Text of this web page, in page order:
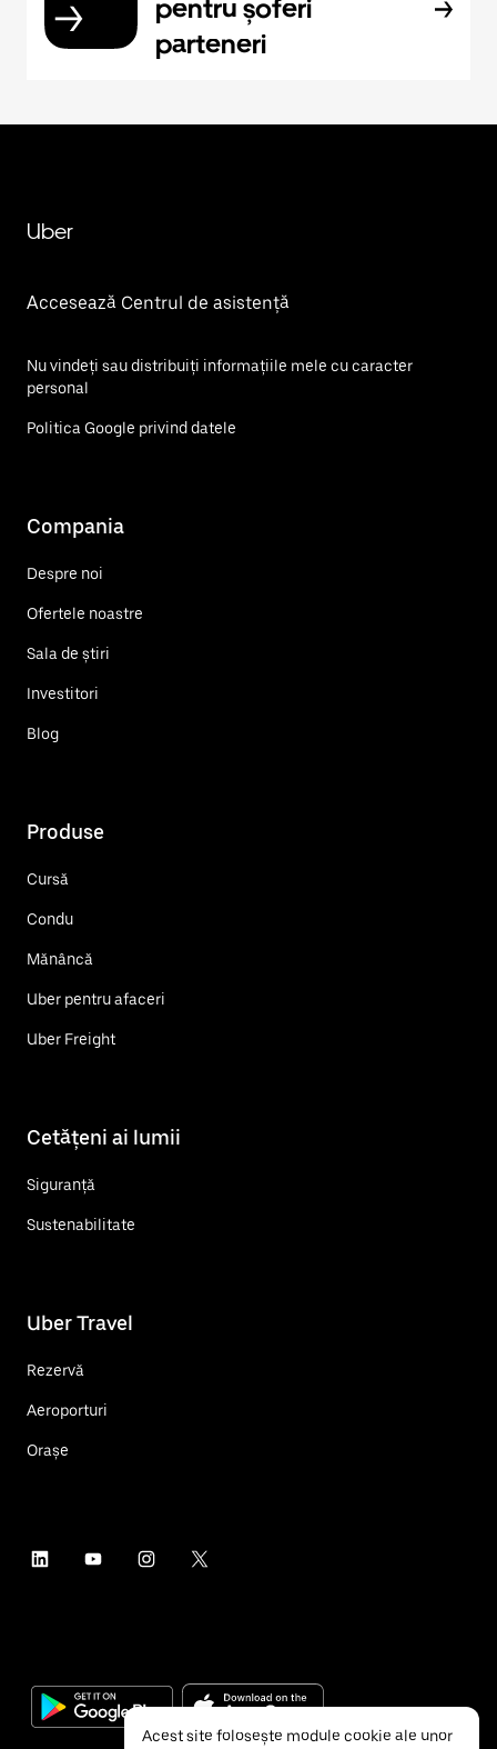
pentru șoferi
parteneri
Uber
Accesează Centrul de asistență
Nu vindeți sau distribuiți informațiile mele cu caracter
personal
Politica Google privind datele
Compania
Despre noi
Ofertele noastre
Sala de știri
Investitori
Blog
Produse
Cursă
Condu
Mănâncă
Uber pentru afaceri
Uber Freight
Cetățeni ai lumii
Siguranță
Sustenabilitate
Uber Travel
Rezervă
Aeroporturi
Orașe
Acest site folosește module cookie ale unor